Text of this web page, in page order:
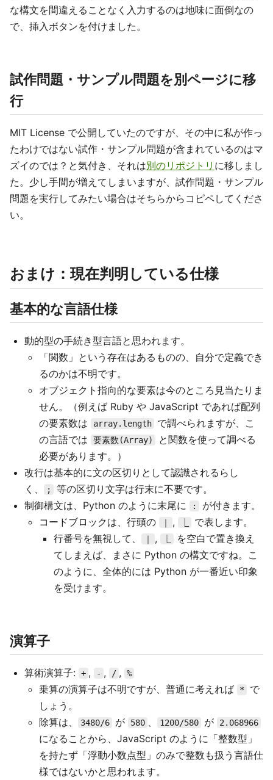
な構文を間違えることなく入力するのは地味に面倒なの
で、挿入ボタンを付けました。
試作問題・サンプル問題を別ページに移
行
MIT License で公開していたのですが、その中に私が作っ
たわけではない試作・サンプル問題が含まれているのはマ
ズイのでは？と気付き、それは別のリポジトリ に移しまし
た。少し手間が増えてしまいますが、試作問題・サンプル
問題を実行してみたい場合はそちらからコピペしてくださ
い。
おまけ：現在判明している仕様
基本的な言語仕様
動的型の手続き型言語と思われます。
「関数」という存在はあるものの、自分で定義でき
るのかは不明です。
オブジェクト指向的な要素は今のところ見当たりま
せん。（例えば Ruby や JavaScript であれば配列
の要素数は
array.length
で調べられますが、こ
の言語では
要素数(Array)
と関数を使って調べる
必要があります。）
改行は基本的に文の区切りとして認識されるらし
く、
;
等の区切り文字は行末に不要です。
制御構文は、Python のように末尾に
:
が付きます。
コードブロックは、行頭の
｜ ,
で表します。
行番号を無視して、
｜ ,
を空白で置き換え
てしまえば、まさに Python の構文ですね。こ
のように、全体的には Python が一番近い印象
を受けます。
演算子
算術演算子: + , - , / , %
乗算の演算子は不明ですが、普通に考えれば *
で
しょう。
除算は、
3480/6 が 580 、 1200/580 が 2.068966
になることから、JavaScript のように「整数型」
を持たず「浮動小数点型」のみで整数も扱う言語仕
様ではないかと思われます。